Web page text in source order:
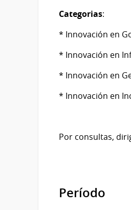
Categorias:
* Innovación en
* Innovación en
* Innovación en
* Innovación en
Por consultas,
Período